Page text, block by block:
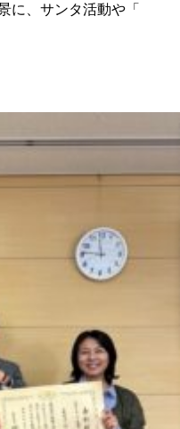
に、サンタ活動や「